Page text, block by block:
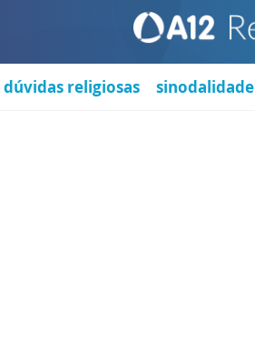
dúvidas religiosas sinodalidade